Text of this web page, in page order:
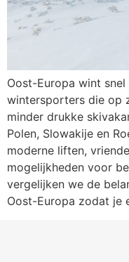
Oost-Europa wint
wintersporters die op
minder drukke
Polen, Slowakije en
moderne liften,
mogelijkheden voor
vergelijken we de
Oost-Europa zodat je